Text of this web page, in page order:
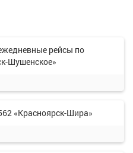
рейсы по
Шушенское»
«Красноярск-Шира»